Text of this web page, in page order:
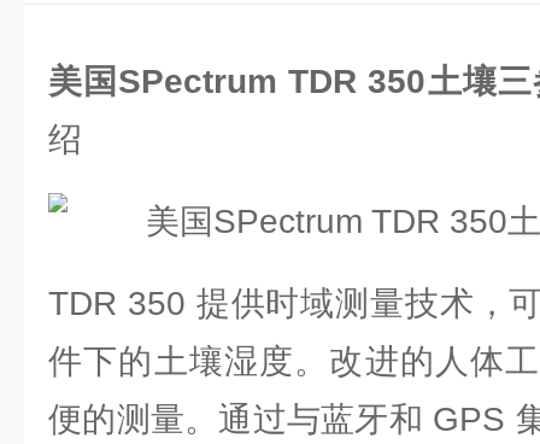
美国SPectrum TDR 350土壤
绍
TDR 350 提供时域测量技术，
件下的土壤湿度。改进的人体
便的测量。通过与蓝牙和 GPS